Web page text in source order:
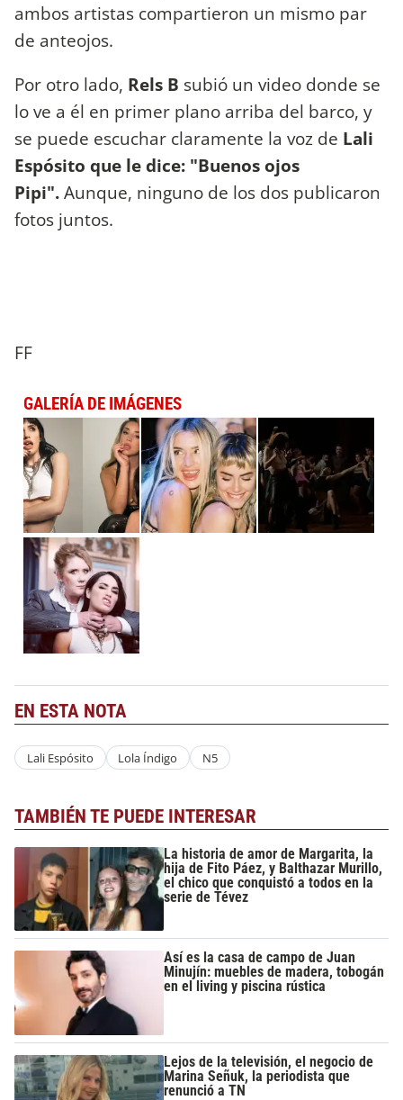
ambos artistas compartieron un mismo par
de anteojos.
Por otro lado, Rels B subió un video donde se
lo ve a él en primer plano arriba del barco, y
se puede escuchar claramente la voz de Lali
Espósito que le dice: "Buenos ojos
Pipi".Aunque, ninguno de los dos publicaron
fotos juntos.
FF
GALERÍA DE IMÁGENES
EN ESTA NOTA
Lali Espósito Lola Índigo N5
TAMBIÉN TE PUEDE INTERESAR
La historia de amor de Margarita, la
hija de Fito Páez, y Balthazar Murillo,
el chico que conquistó a todos en la
serie de Tévez
Así es la casa de campo de Juan
Minujín: muebles de madera, tobogán
en el living y piscina rústica
Lejos de la televisión, el negocio de
Marina Señuk, la periodista que
renunció a TN